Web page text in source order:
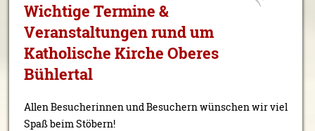
Wichtige Termine &
Veranstaltungen rund um
Katholische Kirche Oberes
Bühlertal
Allen Besucherinnen und Besuchern wünschen wir viel
Spaß beim Stöbern!